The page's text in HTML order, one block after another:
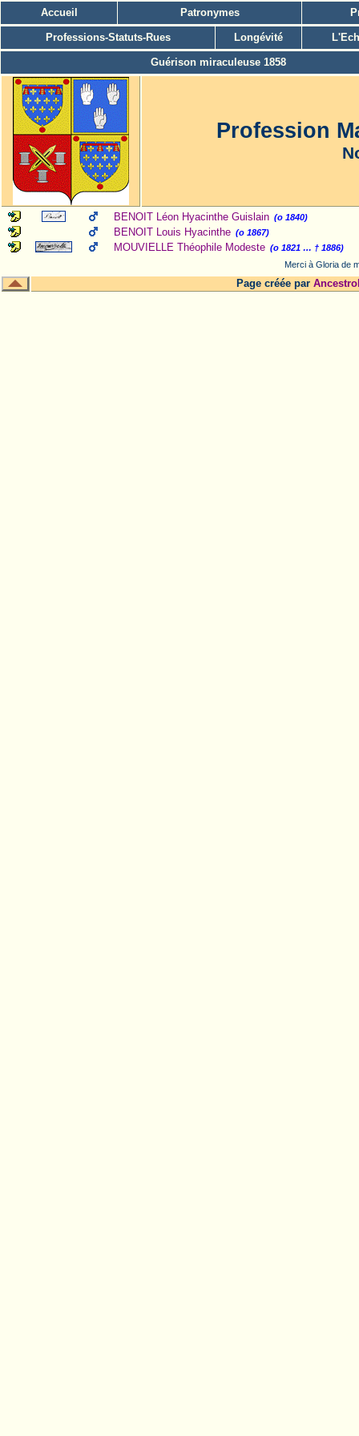
Accueil Patronymes
Professions-Statuts-Rues Longévité
Guérison miraculeuse 1858
Profession
BENOIT Léon Hyacinthe Guislain (o 1840)
BENOIT Louis Hyacinthe (o 1867)
MOUVIELLE Théophile Modeste (o 1821 … † 1886)
Merci à Gloria de
Page créée par